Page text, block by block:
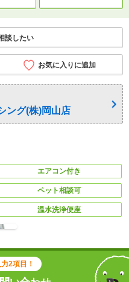
談したい
お気に入りに追加
ング(株)岡山店
エアコン付き
ペット相談可
温水洗浄便座
2項目！